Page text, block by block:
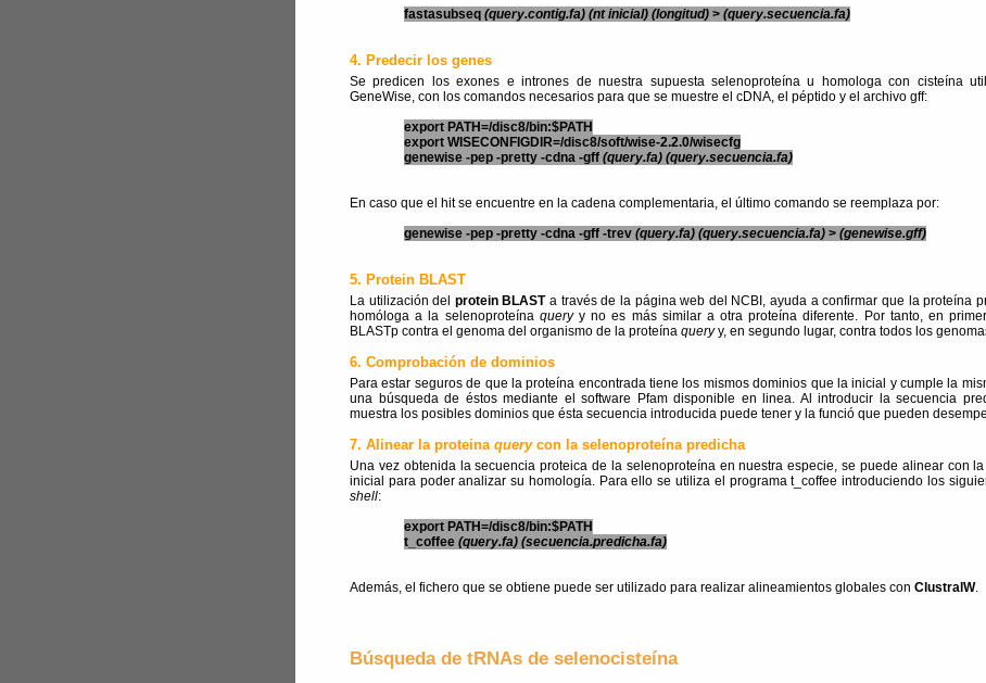
fastasubseq (query.contig.fa) (nt inicial) (longitud) > (query.secuencia.fa)
4. Predecir los genes
Se predicen los exones e intrones de nuestra supuesta selenoproteína u homologa con cisteína
GeneWise, con los comandos necesarios para que se muestre el cDNA, el péptido y el archivo gff:
export PATH=/disc8/bin:$PATH
export WISECONFIGDIR=/disc8/soft/wise-2.2.0/wisecfg
genewise -pep -pretty -cdna -gff (query.fa) (query.secuencia.fa)
En caso que el hit se encuentre en la cadena complementaria, el último comando se reemplaza por:
genewise -pep -pretty -cdna -gff -trev (query.fa) (query.secuencia.fa) > (genewise.gff)
5. Protein BLAST
La utilización del protein BLASTa través de la página web del NCBI, ayuda a confirmar que la proteína
homóloga a la selenoproteína queryy no es más similar a otra proteína diferente. Por tanto, en
BLASTp contra el genoma del organismo de la proteína queryy, en segundo lugar, contra todos los
6. Comprobación de dominios
Para estar seguros de que la proteína encontrada tiene los mismos dominios que la inicial y cumple la
una búsqueda de éstos mediante el software Pfam disponible en linea. Al introducir la secuencia
muestra los posibles dominios que ésta secuencia introducida puede tener y la funció que pueden
7. Alinear la proteina querycon la selenoproteína predicha
Una vez obtenida la secuencia proteica de la selenoproteína en nuestra especie, se puede alinear con la
inicial para poder analizar su homología. Para ello se utiliza el programa t_coffee introduciendo los
shell:
export PATH=/disc8/bin:$PATH
t_coffee (query.fa) (secuencia.predicha.fa)
Además, el fichero que se obtiene puede ser utilizado para realizar alineamientos globales con ClustralW.
Búsqueda de tRNAs de selenocisteína